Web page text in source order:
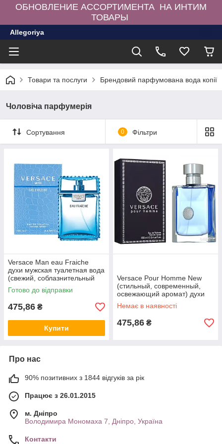
ОБНОВЛЕНИЕ АССОРТИМЕНТА НА ИНТИМ
ТОВАРЫ
Allegoriya
Товари та послуги Брендовий парфумована вода копії
Чоловіча парфумерія
Сортування 0 Фільтри
Versace Man eau Fraiche
духи мужская туалетная вода
(свежий, соблазнительный
аромат) |
Готово до відправки
475,86 ₴
Купити
Versace Pour Homme New
(стильный, современный,
освежающий аромат) духи
Мужская туалетная вода
Немає в наявності
475,86 ₴
Про нас
90% позитивних з 1844 відгуків за рік
Працює з 26.01.2015
м. Дніпро
Володимира Мономаха 7, Дніпро, Україна
Контакти